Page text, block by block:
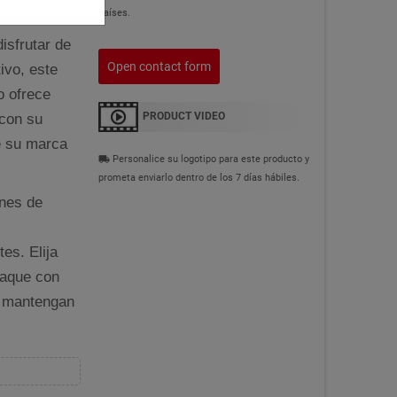
de
este
ofrece
su
su marca
de
Elija
con
países.
Open contact form
PRODUCT VIDEO
local_shipping Personalice su logotipo para este producto y
prometa enviarlo dentro de los 7 días hábiles.